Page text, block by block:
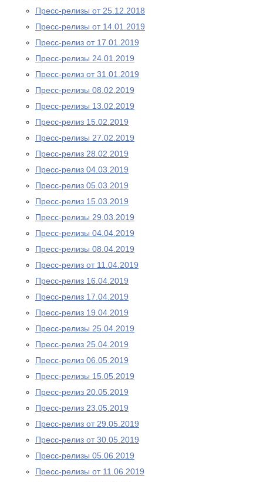
Пресс-релизы от 25.12.2018
Пресс-релизы от 14.01.2019
Пресс-релиз от 17.01.2019
Пресс-релизы 24.01.2019
Пресс-релиз от 31.01.2019
Пресс-релизы 08.02.2019
Пресс-релизы 13.02.2019
Пресс-релиз 15.02.2019
Пресс-релизы 27.02.2019
Пресс-релиз 28.02.2019
Пресс-релиз 04.03.2019
Пресс-релиз 05.03.2019
Пресс-релиз 15.03.2019
Пресс-релизы 29.03.2019
Пресс-релизы 04.04.2019
Пресс-релизы 08.04.2019
Пресс-релиз от 11.04.2019
Пресс-релиз 16.04.2019
Пресс-релиз 17.04.2019
Пресс-релиз 19.04.2019
Пресс-релизы 25.04.2019
Пресс-релиз 25.04.2019
Пресс-релиз 06.05.2019
Пресс-релизы 15.05.2019
Пресс-релиз 20.05.2019
Пресс-релиз 23.05.2019
Пресс-релиз от 29.05.2019
Пресс-релиз от 30.05.2019
Пресс-релизы 05.06.2019
Пресс-релизы от 11.06.2019